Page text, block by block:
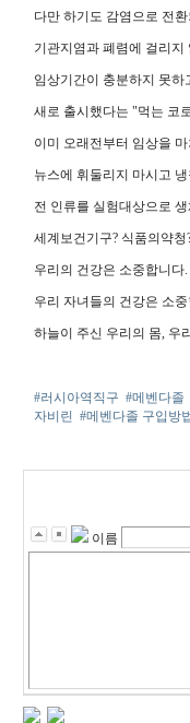
다만 하기도 감염으로 전
기관지염과 폐렴에 걸리지
임상기간이 충분하지 못
새로 출시했다는 "먹는 코
이미 오래전부터 임상을
뉴스에 휘둘리지 마시고
전 인류를 실험대상으로
세계보건기구? 식품의약청
우리의 건강은 소중합니다.
우리 자녀들의 건강은 소
하늘이 주신 우리의 몸, 우
#러시아역직구 #메벤다졸
자비린 #메벤다졸 구입방
이름